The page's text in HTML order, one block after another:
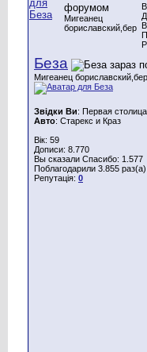
Мигеанец
бориславский,бер
Беза
Мигеанец бориславский,бер
Звідки Ви: Первая столица
Авто: Старекс и Краз
Вік: 59
Дописи: 8.770
Вы сказали Спасибо: 1.577
Поблагодарили 3.855
Репутація: 0